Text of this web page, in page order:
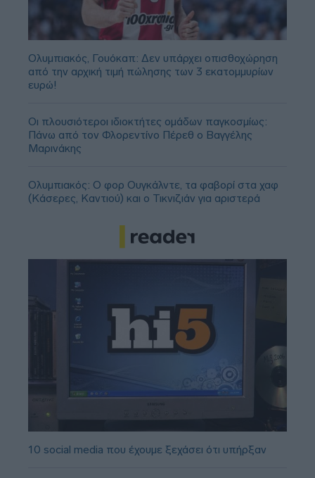
Ολυμπιακός, Γουόκαπ: Δεν υπάρχει οπισθοχώρηση
από την αρχική τιμή πώλησης των 3 εκατομμυρίων
ευρώ!
Οι πλουσιότεροι ιδιοκτήτες ομάδων παγκοσμίως:
Πάνω από τον Φλορεντίνο Πέρεθ ο Βαγγέλης
Μαρινάκης
Ολυμπιακός: Ο φορ Ουγκάλντε, τα φαβορί στα χαφ
(Κάσερες, Καντιού) και ο Τικνιζιάν για αριστερά
10 social media που έχουμε ξεχάσει ότι υπήρξαν